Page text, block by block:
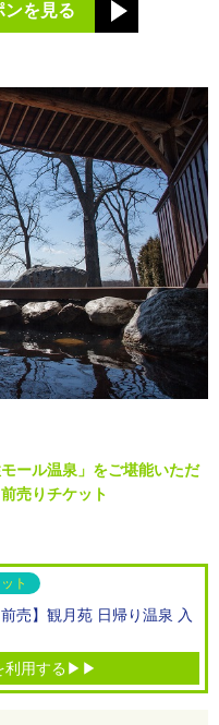
ンを見る
ール温泉」をご堪能いただ
売りチケット
ト
売】観月苑 日帰り温泉 入
利用する▶▶